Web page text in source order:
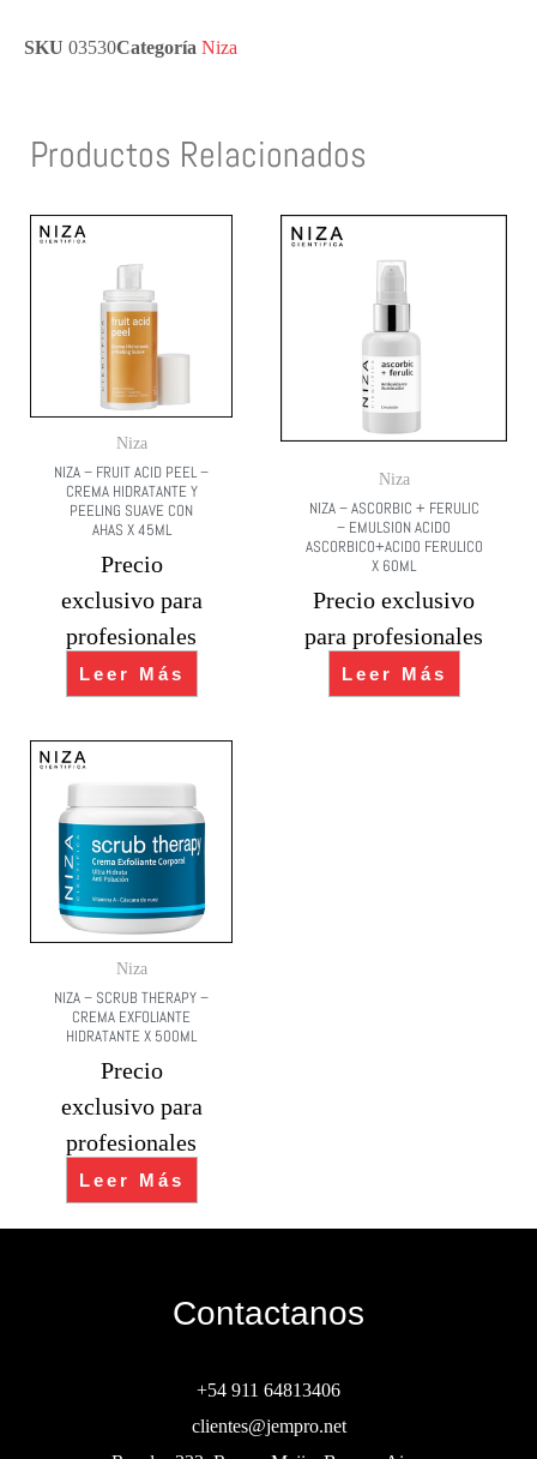
SKU 03530Categoría Niza
Productos Relacionados
Niza
NIZA – FRUIT ACID PEEL –
CREMA HIDRATANTE Y
PEELING SUAVE CON
AHAS X 45ML
Precio
exclusivo para
profesionales
Leer Más
Niza
NIZA – ASCORBIC + FERULIC
– EMULSION ACIDO
ASCORBICO+ACIDO FERULICO
X 60ML
Precio exclusivo
para profesionales
Leer Más
Niza
NIZA – SCRUB THERAPY –
CREMA EXFOLIANTE
HIDRATANTE X 500ML
Precio
exclusivo para
profesionales
Leer Más
Contactanos
+54 911 64813406
clientes@jempro.net